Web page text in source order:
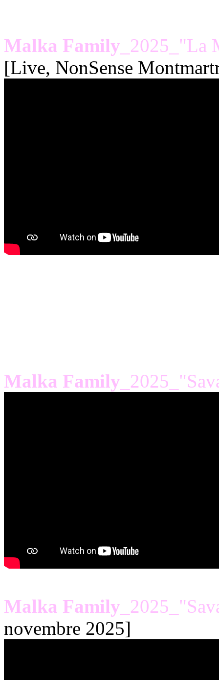
Malka Family _2025_"La
[Live, NonSense
Malka Family
Malka Family
novembre 2025]